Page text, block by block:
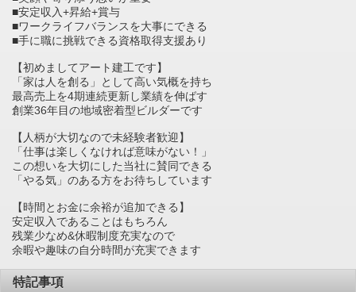
■安定収入+昇給+賞与
■ワークライフバランスを大事にできる
■手に職に挑戦できる資格取得支援あり
【初めましてアート建工です】
「家は人を創る」として高い気概を持ち
最高売上を4期連続更新し業績を伸ばす
創業36年目の地域密着型ビルダーです
【人柄が大切なので未経験者歓迎】
「仕事は楽しくなければ意味がない！」
この想いを大切にした当社に賛同できる
「やる気」のある方をお待ちしています
【時間とお金に余裕が追加できる】
安定収入であることはもちろん
残業少なめ&休暇制度充実なので
余暇や趣味の自分時間が充実できます
特記事項